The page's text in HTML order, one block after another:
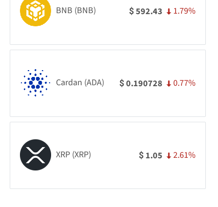
BNB (BNB) $592.43 1.79%
Cardan (ADA) $0.190728 0.77%
XRP (XRP) $ 1.05 2.61%